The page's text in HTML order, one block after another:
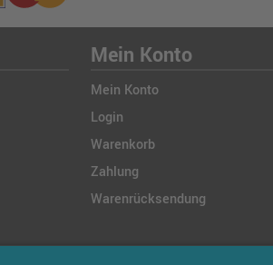
Mein Konto
Mein Konto
Login
Warenkorb
Zahlung
Warenrücksendung